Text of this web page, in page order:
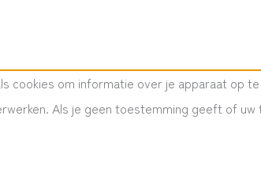
cookies om informatie over je apparaat
Als je geen toestemming geeft of